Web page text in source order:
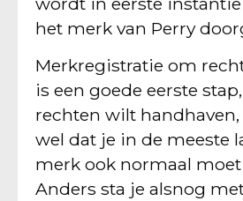
het merk van Perry
Merkregistratie om
is een goede eerste
rechten wilt
wel dat je in de meeste
merk ook normaal
Anders sta je alsnog